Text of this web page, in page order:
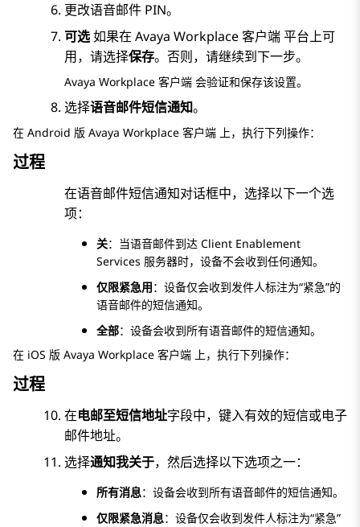
更改语音邮件 PIN。
可选如果在 Avaya Workplace客户端平台上可
用，请选择保存。否则，请继续到下一步。
Avaya Workplace 客户端 会验证和保存该设置。
选择语音邮件短信通知。
在 Android 版 Avaya Workplace 客户端 上，执行下列操作：
过程
在语音邮件短信通知对话框中，选择以下一个选
项：
关：当语音邮件到达 Client Enablement
Services 服务器时，设备不会收到任何通知。
仅限紧急用：设备仅会收到发件人标注为“紧急”的
语音邮件的短信通知。
全部：设备会收到所有语音邮件的短信通知。
在 iOS 版 Avaya Workplace 客户端 上，执行下列操作：
过程
在电邮至短信地址字段中，键入有效的短信或电子
邮件地址。
选择通知我关于，然后选择以下选项之一：
所有消息：设备会收到所有语音邮件的短信通知。
仅限紧急消息：设备仅会收到发件人标注为“紧急”